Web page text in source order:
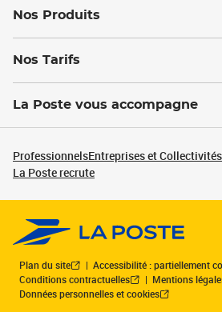
Nos Produits
Nos Tarifs
La Poste vous accompagne
ProfessionnelsEntreprises et Collectivités
La Poste recrute
Plan du site
Accessibilité : partiellement
Conditions contractuelles
Mentions
Données personnelles et cookies